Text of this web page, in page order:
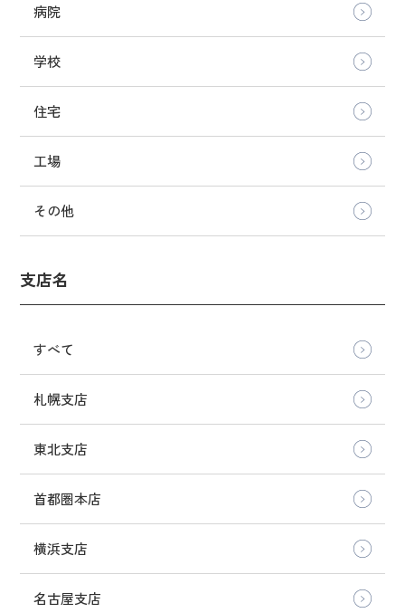
病院
学校
住宅
工場
その他
支店名
すべて
札幌支店
東北支店
首都圏本店
横浜支店
名古屋支店